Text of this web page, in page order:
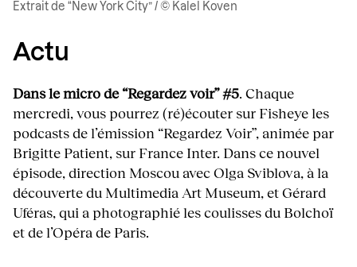
Extrait de “New York City” / © Kalel Koven
Actu
Dans le micro de “Regardez voir” #5. Chaque
mercredi, vous pourrez (ré)écouter sur Fisheye les
podcasts de l’émission “Regardez Voir”, animée par
Brigitte Patient, sur France Inter. Dans ce nouvel
épisode, direction Moscou avec Olga Sviblova, à la
découverte du Multimedia Art Museum, et Gérard
Uféras, qui a photographié les coulisses du Bolchoï
et de l’Opéra de Paris.